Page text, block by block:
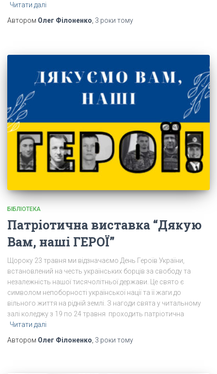
Читати далі
Автором Олег Філоненко 3 роки тому
БІБЛІОТЕКА
Патріотична виставка “Дякую
Вам, наші ГЕРОЇ”
Щороку 23 травня ми відзначаємо День Героїв України,
встановлений на честь українських борців за свободу та
незалежність нашої тисячолітньої держави. Це свято є
символом непоборності української нації та її жаги до
вільного життя на рідній землі. З нагоди свята у читальному
залі коледжу з 19 по 24 травня проходить патріотична
Читати далі
Автором Олег Філоненко 3 роки тому